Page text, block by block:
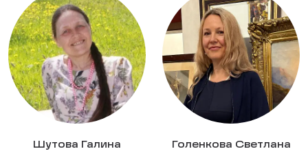
Шутова Галина Голенкова Светлана